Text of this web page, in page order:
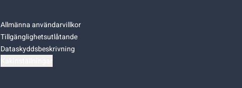
Allmänna användarvillkor
Tillgänglighetsutlåtande
Dataskyddsbeskrivning